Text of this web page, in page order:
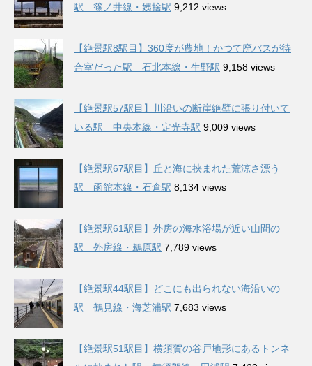
駅 篠ノ井線・姨捨駅 9,212 views
【絶景駅8駅目】360度が農地！かつて廃バスが待
合室だった駅 石北本線・生野駅 9,158 views
【絶景駅57駅目】川沿いの断崖絶壁に張り付いて
いる駅 中央本線・定光寺駅 9,009 views
【絶景駅67駅目】丘と海に挟まれた荒涼さ漂う
駅 函館本線・石倉駅 8,134 views
【絶景駅61駅目】外房の海水浴場が近い山間の
駅 外房線・鵜原駅 7,789 views
【絶景駅44駅目】どこにも出られない海沿いの
駅 鶴見線・海芝浦駅 7,683 views
【絶景駅51駅目】横須賀の谷戸地形にあるトンネ